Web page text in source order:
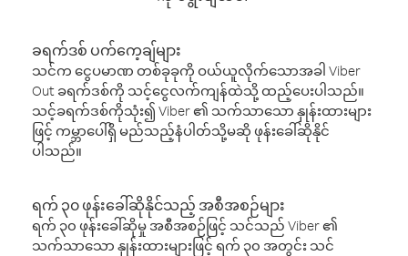
ခရက်ဒစ် ပက်ကေ့ချ်များ
သင်က ငွေပမာဏ တစ်ခုခုကို ဝယ်ယူလိုက်သောအခါ Viber
Out ခရက်ဒစ်ကို သင့်ငွေလက်ကျန်ထဲသို့ ထည့်ပေးပါသည်။
သင့်ခရက်ဒစ်ကိုသုံး၍ Viber ၏ သက်သာသော နှုန်းထားများ
ဖြင့် ကမ္ဘာပေါ်ရှိ မည်သည့်နံပါတ်သို့မဆို ဖုန်းခေါ်ဆိုနိုင်
ပါသည်။
ရက် ၃၀ ဖုန်းခေါ်ဆိုနိုင်သည့် အစီအစဉ်များ
ရက် ၃၀ ဖုန်းခေါ်ဆိုမှု အစီအစဉ်ဖြင့် သင်သည် Viber ၏
သက်သာသော နှုန်းထားများဖြင့် ရက် ၃၀ အတွင်း သင်